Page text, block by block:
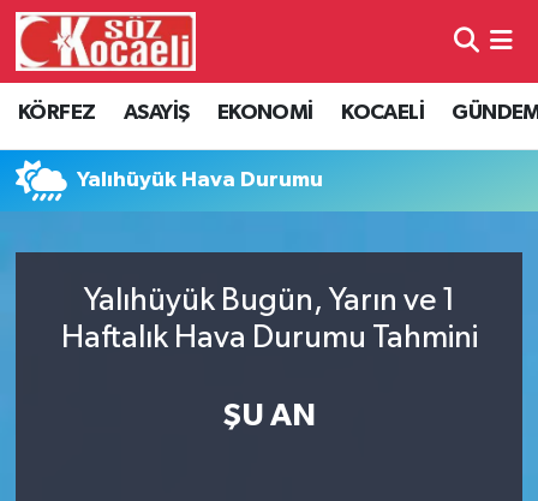
KÖRFEZ ASAYİŞ EKONOMİ KOCAELİ
Yalıhüyük Hava Durumu
Yalıhüyük Bugün, Yarın ve 1
Haftalık Hava Durumu Tahmini
ŞU AN
Kocaeli Hava Durumu
Kocaeli Namaz Vakitleri
Süper Lig Puan Durumu ve Fikstür